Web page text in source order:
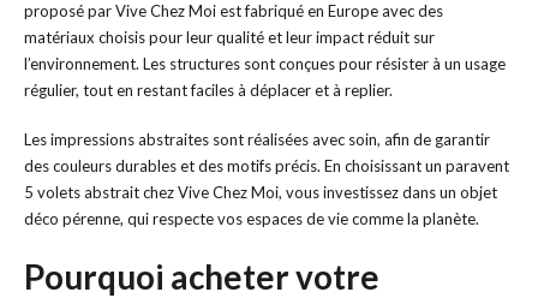
proposé par Vive Chez Moi est fabriqué en Europe avec des
matériaux choisis pour leur qualité et leur impact réduit sur
l’environnement. Les structures sont conçues pour résister à un usage
régulier, tout en restant faciles à déplacer et à replier.
Les impressions abstraites sont réalisées avec soin, afin de garantir
des couleurs durables et des motifs précis. En choisissant un paravent
5 volets abstrait chez Vive Chez Moi, vous investissez dans un objet
déco pérenne, qui respecte vos espaces de vie comme la planète.
Pourquoi acheter votre